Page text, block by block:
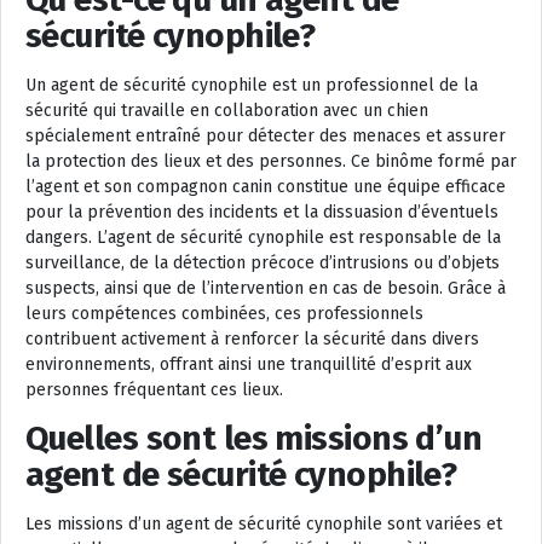
sécurité cynophile?
Un agent de sécurité cynophile est un professionnel de la
sécurité qui travaille en collaboration avec un chien
spécialement entraîné pour détecter des menaces et assurer
la protection des lieux et des personnes. Ce binôme formé par
l’agent et son compagnon canin constitue une équipe efficace
pour la prévention des incidents et la dissuasion d’éventuels
dangers. L’agent de sécurité cynophile est responsable de la
surveillance, de la détection précoce d’intrusions ou d’objets
suspects, ainsi que de l’intervention en cas de besoin. Grâce à
leurs compétences combinées, ces professionnels
contribuent activement à renforcer la sécurité dans divers
environnements, offrant ainsi une tranquillité d’esprit aux
personnes fréquentant ces lieux.
Quelles sont les missions d’un
agent de sécurité cynophile?
Les missions d’un agent de sécurité cynophile sont variées et